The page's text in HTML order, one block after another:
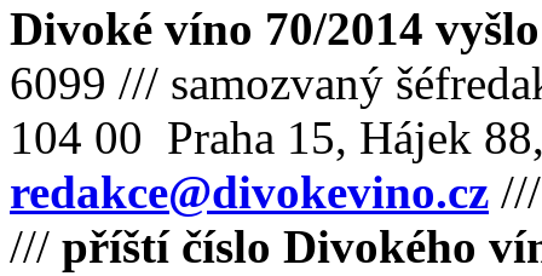
Divoké víno 70/2014
6099 /// samozvaný
104 00 Praha 15, Hájek
redakce@divokevino.cz
/// příští číslo Divokého